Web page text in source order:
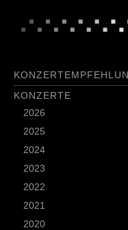
KONZERTE
2026
2025
2024
2023
2022
2021
2020